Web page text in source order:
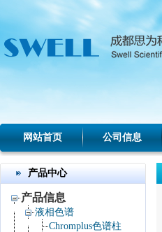
网站首页 公司信息
产品中心
产品信息
液相色谱
Chromplus色谱柱